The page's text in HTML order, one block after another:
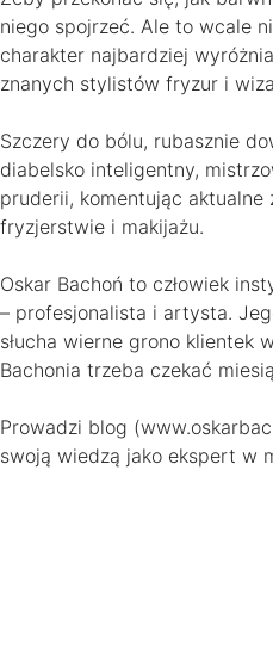
niego spojrzeć. Ale to wcale
charakter najbardziej
znanych stylistów fryzur i
Szczery do bólu, rubasznie
diabelsko inteligentny,
pruderii, komentując
fryzjerstwie i makijażu.
Oskar Bachoń to człowiek
– profesjonalista i artysta.
słucha wierne grono klientek
Bachonia trzeba czekać
Prowadzi blog
swoją wiedzą jako ekspert w